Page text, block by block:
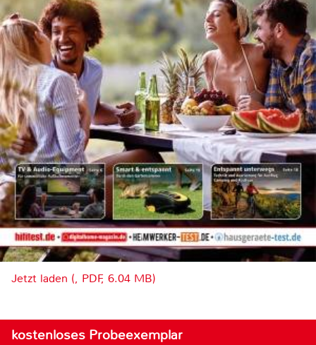
Jetzt laden (, PDF, 6.04 MB)
kostenloses Probeexemplar